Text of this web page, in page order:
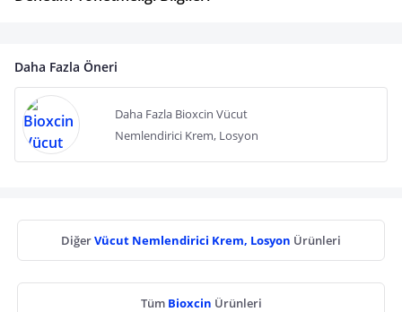
Daha Fazla Öneri
Daha Fazla Bioxcin Vücut
Nemlendirici Krem, Losyon
DiğerVücut Nemlendirici Krem, Losyon Ürünleri
Tüm Bioxcin Ürünleri